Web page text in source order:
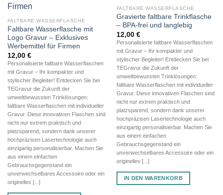
FALTBARE WASSERFLASCHE
Faltbare Wasserflasche mit
Logo Gravur – Exklusives
Werbemittel für Firmen
12,00 €
Personalisierte faltbare Wasserflaschen
mit Gravur – Ihr kompakter und
stylischer Begleiter! Entdecken Sie bei
TEGravur die Zukunft der
umweltbewussten Trinklösungen:
faltbare Wasserflaschen mit individueller
Gravur. Diese innovativen Flaschen sind
nicht nur extrem praktisch und
platzsparend, sondern dank unserer
hochpräzisen Lasertechnologie auch
einzigartig personalisierbar. Machen Sie
aus einem einfachen
Gebrauchsgegenstand ein
unverwechselbares Accessoire oder ein
originelles [...]
FALTBARE WASSERFLASCHE
Gravierte faltbare Trinkflasche
– BPA-frei und langlebig
12,00 €
Personalisierte faltbare Wasserflaschen
mit Gravur – Ihr kompakter und
stylischer Begleiter! Entdecken Sie bei
TEGravur die Zukunft der
umweltbewussten Trinklösungen:
faltbare Wasserflaschen mit individueller
Gravur. Diese innovativen Flaschen sind
nicht nur extrem praktisch und
platzsparend, sondern dank unserer
hochpräzisen Lasertechnologie auch
einzigartig personalisierbar. Machen Sie
aus einem einfachen
Gebrauchsgegenstand ein
unverwechselbares Accessoire oder ein
originelles [...]
IN DEN WARENKORB